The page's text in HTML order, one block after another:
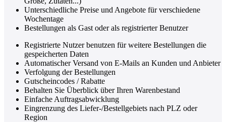
Unterschiedliche Preise und Angebote für verschiedene
Wochentage
Bestellungen als Gast oder als registrierter Benutzer
Registrierte Nutzer benutzen für weitere Bestellungen die
gespeicherten Daten
Automatischer Versand von E-Mails an Kunden und Anbieter
Verfolgung der Bestellungen
Gutscheincodes / Rabatte
Behalten Sie Überblick über Ihren Warenbestand
Einfache Auftragsabwicklung
Eingrenzung des Liefer-/Bestellgebiets nach PLZ oder
Region